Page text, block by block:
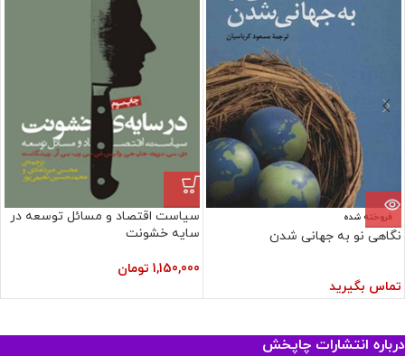
فروخته شده
نگاهی نو به جهانی شدن
تماس بگیرید
سیاست اقتصاد و مسائل توسعه در
سایه خشونت
1,150,000 تومان
درباره انتشارات چاپخش